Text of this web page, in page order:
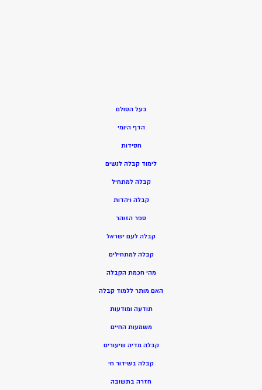
בעל הסולם
הדף היומי
חסידות
לימוד קבלה לנשים
קבלה למתחיל
קבלה ויהדות
ספר הזוהר
קבלה לעם ישראל
קבלה למתחילים
מהי חכמת הקבלה
האם מותר ללמוד קבלה
תודעה ומודעות
משמעות החיים
קבלה מדיה שיעורים
קבלה בשידור חי
חזרה בתשובה